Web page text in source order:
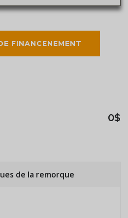
FINANCENEMENT
0$
de la remorque